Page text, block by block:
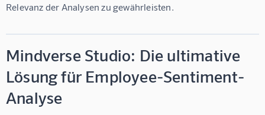
Relevanz der Analysen zu gewährleisten.
Mindverse Studio: Die ultimative
Lösung für Employee-Sentiment-
Analyse